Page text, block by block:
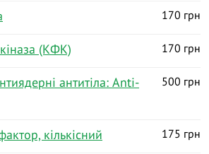
170 грн
(КФК) 170 грн
антитіла: Anti-
500 грн
кількісний 175 грн